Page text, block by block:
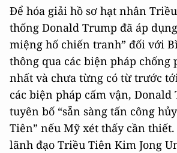
Để hóa giải hồ sơ hạt nhân
thống Donald Trump đã áp
miệng hố chiến tranh” đối với
thông qua các biện pháp chống
nhất và chưa từng có từ trước
các biện pháp cấm vận, Donald
tuyên bố “sẵn sàng tấn công
Tiên” nếu Mỹ xét thấy cần
lãnh đạo Triều Tiên Kim Jong